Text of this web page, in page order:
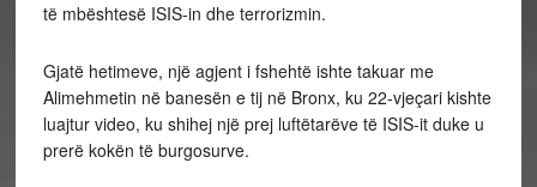
të mbështesë ISIS-in dhe terrorizmin.
Gjatë hetimeve, një agjent i fshehtë ishte takuar me
Alimehmetin në banesën e tij në Bronx, ku 22-vjeçari kishte
luajtur video, ku shihej një prej luftëtarëve të ISIS-it duke u
prerë kokën të burgosurve.